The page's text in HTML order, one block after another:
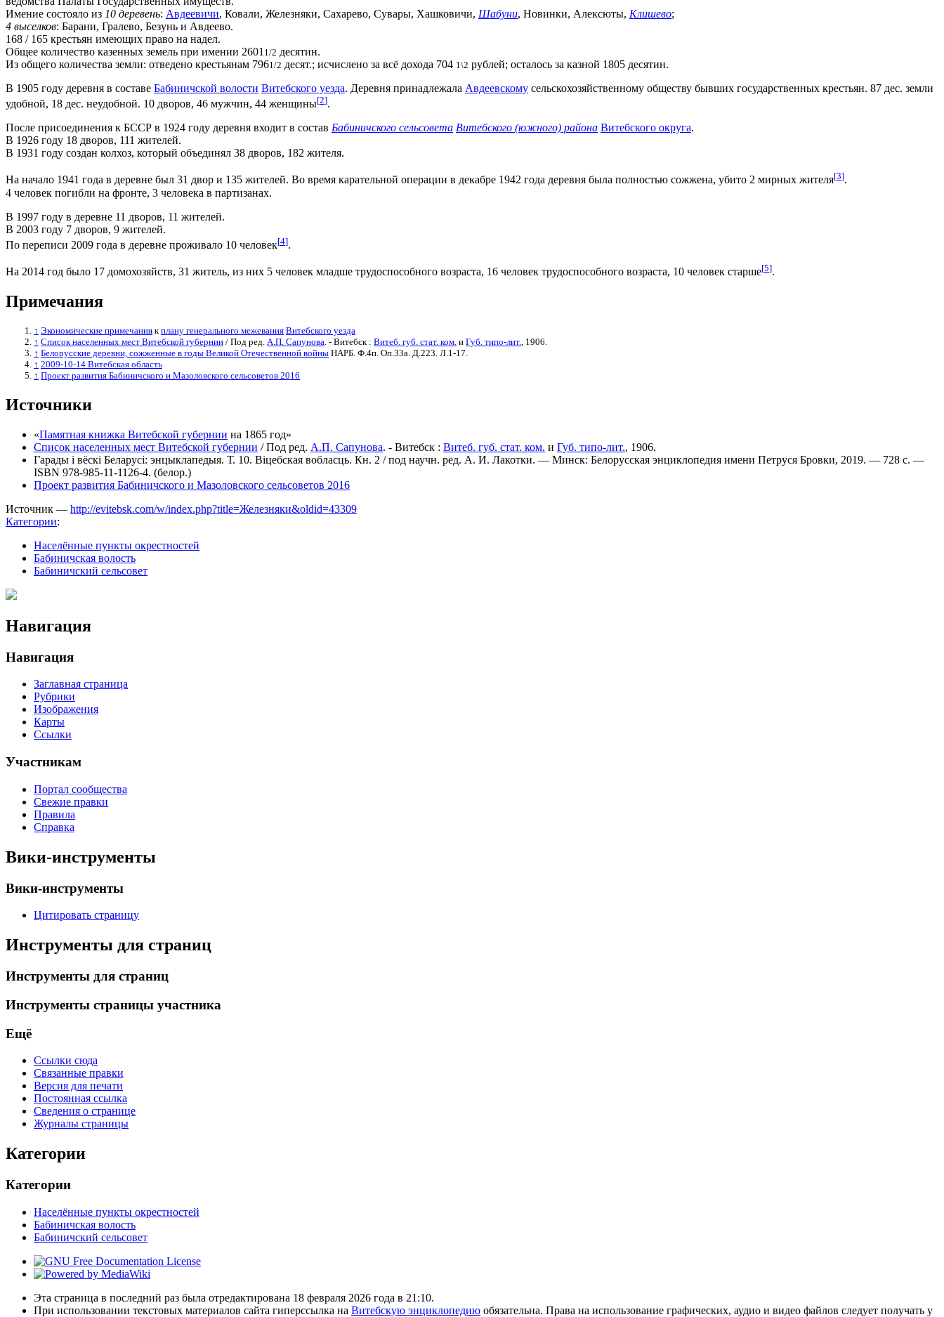
Имение состояло из 10 деревень: Авдеевичи, Ковали, Железняки, Сахарево, Сувары, Хашковичи, Шабуни, Новинки, Алексюты, Клишево;
4 выселков: Барани, Гралево, Безунь и Авдеево.
168 / 165 крестьян имеющих право на надел.
Общее количество казенных земель при имении 2601 1/2 десятин.
Из общего количества земли: отведено крестьянам 7961/2 десят.; исчислено за всё дохода 704 1\2 рублей; осталось за казной 1805 десятин.
В 1905 году деревня в составе Бабиничской волости Витебского уезда. Деревня принадлежала Авдеевскому сельскохозяйственному обществу бывших государственных крестьян. 87 дес. земли
удобной, 18 дес. неудобной. 10 дворов, 46 мужчин, 44 женщины[2].
После присоединения к БССР в 1924 году деревня входит в состав Бабиничского сельсовета Витебского (южного) района Витебского округа.
В 1926 году 18 дворов, 111 жителей.
В 1931 году создан колхоз, который объединял 38 дворов, 182 жителя.
На начало 1941 года в деревне был 31 двор и 135 жителей. Во время карательной операции в декабре 1942 года деревня была полностью сожжена, убито 2 мирных жителя[3].
4 человек погибли на фронте, 3 человека в партизанах.
В 1997 году в деревне 11 дворов, 11 жителей.
В 2003 году 7 дворов, 9 жителей.
По переписи 2009 года в деревне проживало 10 человек[4].
На 2014 год было 17 домохозяйств, 31 житель, из них 5 человек младше трудоспособного возраста, 16 человек трудоспособного возраста, 10 человек старше[5].
Примечания
↑ Экономические примечания кплану генерального межевания Витебского уезда
↑ Список населенных мест Витебской губернии / Под ред. А.П. Сапунова. - Витебск : Витеб. губ. стат. ком. и Губ. типо-лит., 1906.
↑ Белорусские деревни, сожженные в годы Великой Отечественной войны НАРБ. Ф.4п. Оп.33а. Д.223. Л.1-17.
↑ 2009-10-14 Витебская область
↑ Проект развития Бабиничского и Мазоловского сельсоветов 2016
Источники
«Памятная книжка Витебской губернии на 1865 год»
Список населенных мест Витебской губернии / Под ред. А.П. Сапунова. - Витебск : Витеб. губ. стат. ком. и Губ. типо-лит., 1906.
Гарады і вёскі Беларусі: энцыклапедыя. Т. 10. Віцебская вобласць. Кн. 2 / под научн. ред. А. И. Лакотки. — Минск: Белорусская энциклопедия имени Петруся Бровки, 2019. — 728 с. —
ISBN 978-985-11-1126-4. (белор.)
Проект развития Бабиничского и Мазоловского сельсоветов 2016
Источник — http://evitebsk.com/w/index.php?title=Железняки&oldid=43309
Категории:
Населённые пункты окрестностей
Бабиничская волость
Бабиничский сельсовет
Навигация
Навигация
Заглавная страница
Рубрики
Изображения
Карты
Ссылки
Участникам
Портал сообщества
Свежие правки
Правила
Справка
Вики-инструменты
Вики-инструменты
Цитировать страницу
Инструменты для страниц
Инструменты для страниц
Инструменты страницы участника
Ещё
Ссылки сюда
Связанные правки
Версия для печати
Постоянная ссылка
Сведения о странице
Журналы страницы
Категории
Категории
Населённые пункты окрестностей
Бабиничская волость
Бабиничский сельсовет
Эта страница в последний раз была отредактирована 18 февраля 2026 года в 21:10.
При использовании текстовых материалов сайта гиперссылка на Витебскую энциклопедию обязательна. Права на использование графических, аудио и видео файлов следует получать у